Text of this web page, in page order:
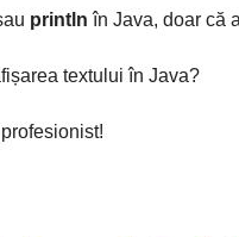
println în Java, doar că
textului în Java?